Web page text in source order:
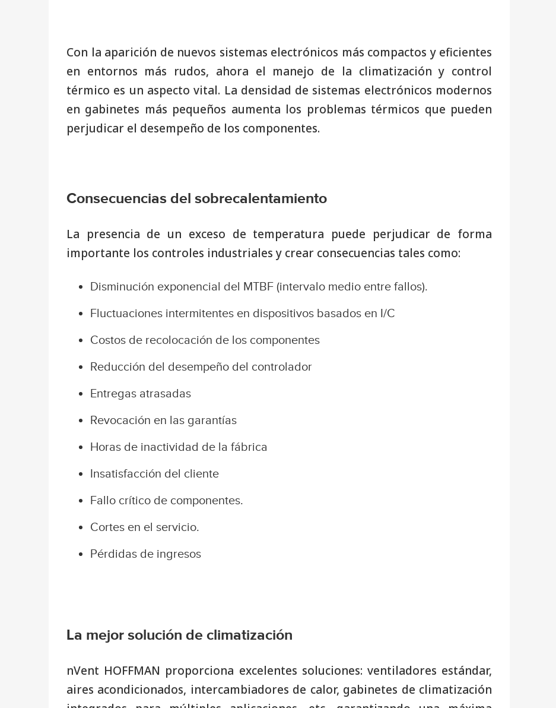
Con la aparición de nuevos sistemas electrónicos más compactos y eficientes
en entornos más rudos, ahora el manejo de la climatización y control
térmico es un aspecto vital. La densidad de sistemas electrónicos modernos
en gabinetes más pequeños aumenta los problemas térmicos que pueden
perjudicar el desempeño de los componentes.
Consecuencias del sobrecalentamiento
La presencia de un exceso de temperatura puede perjudicar de forma
importante los controles industriales y crear consecuencias tales como:
Disminución exponencial del MTBF (intervalo medio entre fallos).
Fluctuaciones intermitentes en dispositivos basados en I/C
Costos de recolocación de los componentes
Reducción del desempeño del controlador
Entregas atrasadas
Revocación en las garantías
Horas de inactividad de la fábrica
Insatisfacción del cliente
Fallo crítico de componentes.
Cortes en el servicio.
Pérdidas de ingresos
La mejor solución de climatización
nVent HOFFMAN proporciona excelentes soluciones: ventiladores estándar,
aires acondicionados, intercambiadores de calor, gabinetes de climatización